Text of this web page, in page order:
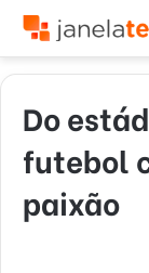
Do
futebol
paixão